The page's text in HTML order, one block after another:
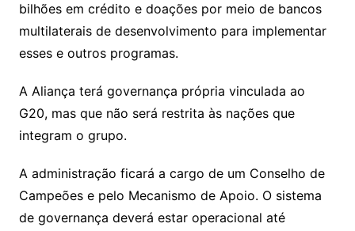
bilhões em crédito e doações por meio de bancos
multilaterais de desenvolvimento para implementar
esses e outros programas.
A Aliança terá governança própria vinculada ao
G20, mas que não será restrita às nações que
integram o grupo.
A administração ficará a cargo de um Conselho de
Campeões e pelo Mecanismo de Apoio. O sistema
de governança deverá estar operacional até